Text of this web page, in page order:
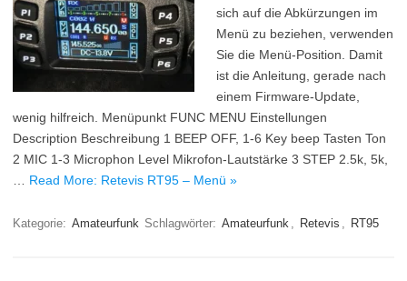
sich auf die Abkürzungen im
Menü zu beziehen, verwenden
Sie die Menü-Position. Damit
ist die Anleitung, gerade nach
einem Firmware-Update,
wenig hilfreich. Menüpunkt FUNC MENU Einstellungen
Description Beschreibung 1 BEEP OFF, 1-6 Key beep Tasten Ton
2 MIC 1-3 Microphon Level Mikrofon-Lautstärke 3 STEP 2.5k, 5k,
Read More: Retevis RT95 – Menü »
Kategorie: Amateurfunk Schlagwörter: Amateurfunk , Retevis , RT95